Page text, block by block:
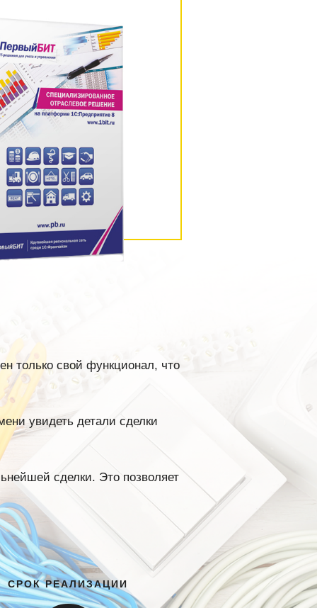
только свой функционал, что
увидеть детали сделки
сделки. Это позволяет
СРОК РЕАЛИЗАЦИИ